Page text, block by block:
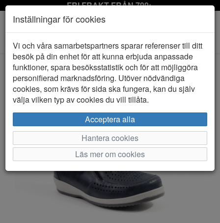
FRI FRAKT FRÅN 799:-
Toggle
navigation
HEM SUAVE
Inställningar för cookies
Vi och våra samarbetspartners sparar referenser till ditt
besök på din enhet för att kunna erbjuda anpassade
funktioner, spara besöksstatistik och för att möjliggöra
personifierad marknadsföring. Utöver nödvändiga
cookies, som krävs för sida ska fungera, kan du själv
välja vilken typ av cookies du vill tillåta.
Acceptera alla
Hantera cookies
Läs mer om cookies